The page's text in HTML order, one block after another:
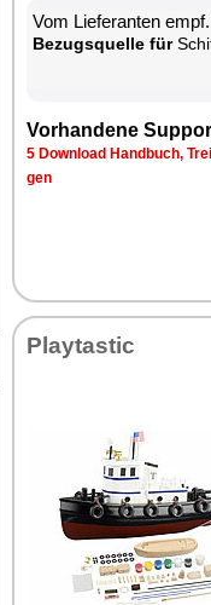
Vom Lie­fe­ran­ten
Be­zugs­quel­le für
Vor­han­de­ne
5 Down­load Hand­buch,
gen
Play­tas­tic